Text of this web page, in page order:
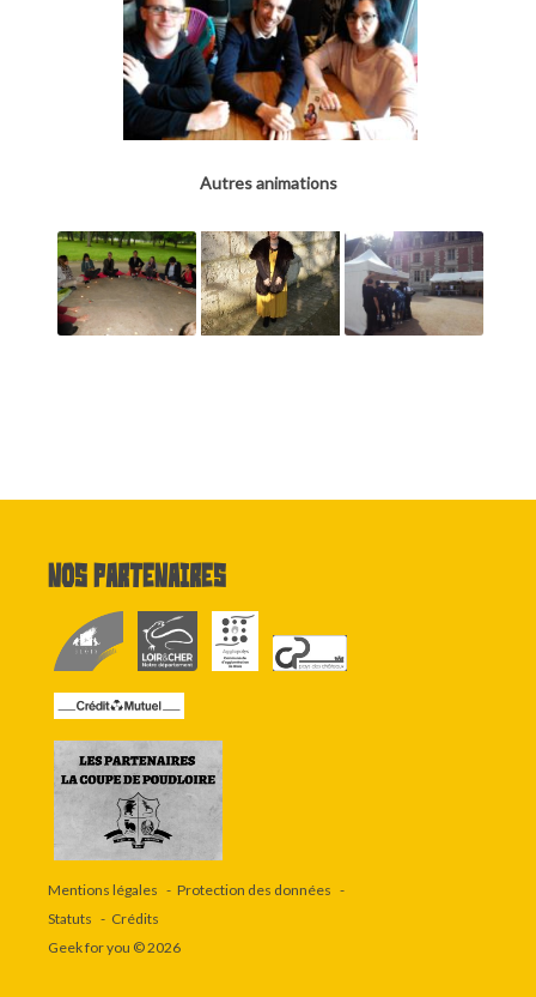
Autres animations
Nos partenaires
Mentions légales
Protection des données
Statuts
Crédits
Geek for you © 2026